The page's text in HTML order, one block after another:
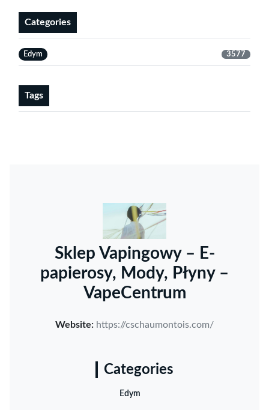
Categories
Edym 3577
Tags
Sklep Vapingowy – E-
papierosy, Mody, Płyny –
VapeCentrum
Website: https://cschaumontois.com/
Categories
Edym